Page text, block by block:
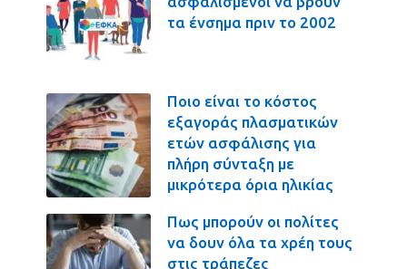
τα ένσημα πριν το 2002
Ποιο είναι το κόστος
εξαγοράς πλασματικών
ετών ασφάλισης για
πλήρη σύνταξη με
μικρότερα όρια ηλικίας
Πως μπορούν οι πολίτες
να δουν όλα τα χρέη τους
στις τράπεζες